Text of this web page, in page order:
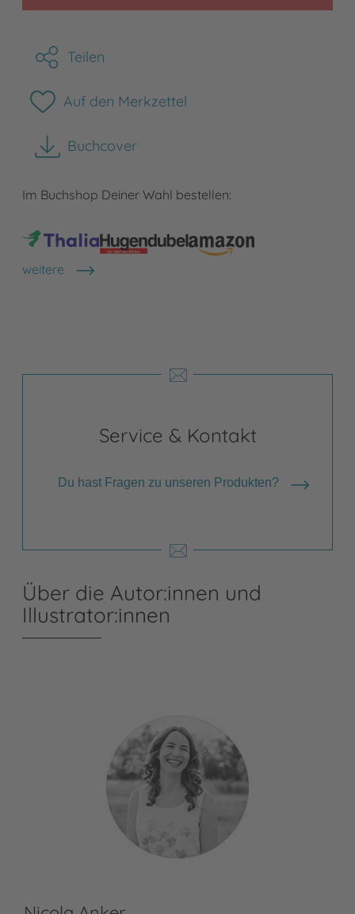
Teilen
Auf den Merkzettel
Buchcover
herunterladen
Im Buchshop Deiner Wahl bestellen:
weitere
Shops anzeigen
Service & Kontakt
Du hast Fragen zu unseren Produkten?
Über die Autor:innen und
Illustrator:innen